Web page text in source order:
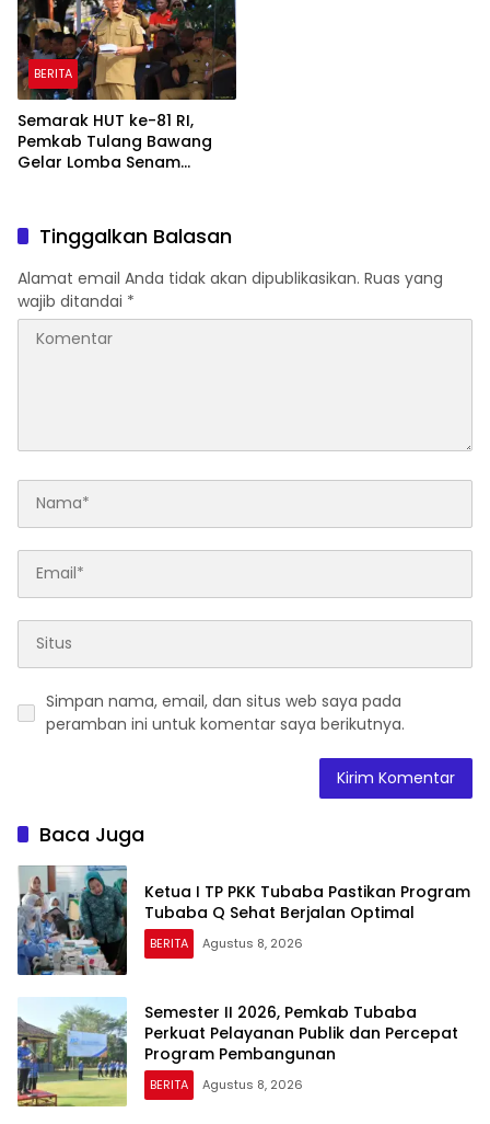
BERITA
Semarak HUT ke-81 RI,
Pemkab Tulang Bawang
Gelar Lomba Senam
Tinggalkan Balasan
Alamat email Anda tidak akan dipublikasikan. Ruas yang
wajib ditandai *
Simpan nama, email, dan situs web saya pada
peramban ini untuk komentar saya berikutnya.
Baca Juga
Ketua I TP PKK Tubaba Pastikan Program
Tubaba Q Sehat Berjalan Optimal
BERITA Agustus 8, 2026
Semester II 2026, Pemkab Tubaba
Perkuat Pelayanan Publik dan Percepat
Program Pembangunan
BERITA Agustus 8, 2026